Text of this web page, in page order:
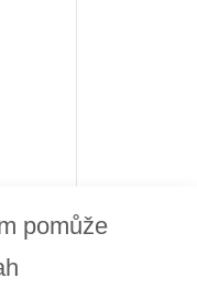
pomůže